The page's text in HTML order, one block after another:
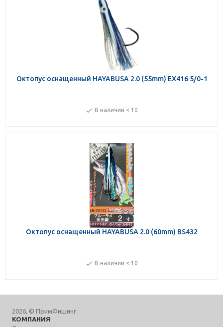
Октопус оснащенный HAYABUSA 2.0 (55mm) EX416 5/0-1
В наличии < 10
Октопус оснащенный HAYABUSA 2.0 (60mm) BS432
В наличии < 10
2026, © ПримФишинг
КОМПАНИЯ